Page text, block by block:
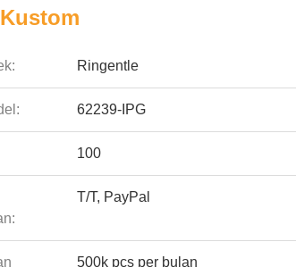
Ringentle
62239-IPG
100
T/T, PayPal
500k pcs per bulan